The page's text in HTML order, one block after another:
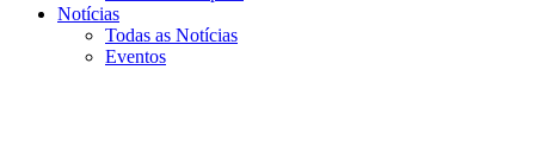
Notícias
Todas as Notícias
Eventos